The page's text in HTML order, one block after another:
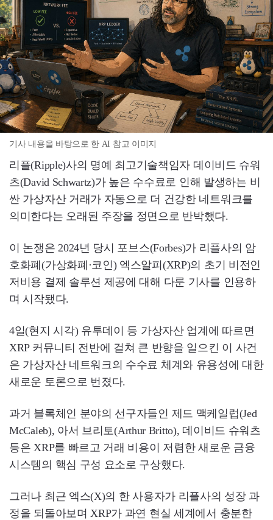
기사 내용을 바탕으로 한 AI 참고 이미지
리플(Ripple)사의 명예 최고기술책임자 데이비드 슈워
츠(David Schwartz)가 높은 수수료로 인해 발생하는 비
싼 가상자산 거래가 자동으로 더 건강한 네트워크를
의미한다는 오래된 주장을 정면으로 반박했다.
이 논쟁은 2024년 당시 포브스(Forbes)가 리플사의 암
호화폐(가상화폐·코인) 엑스알피(XRP)의 초기 비전인
저비용 결제 솔루션 제공에 대해 다룬 기사를 인용하
며 시작됐다.
4일(현지 시각) 유투데이 등 가상자산 업계에 따르면
XRP 커뮤니티 전반에 걸쳐 큰 반향을 일으킨 이 사건
은 가상자산 네트워크의 수수료 체계와 유용성에 대한
새로운 토론으로 번졌다.
과거 블록체인 분야의 선구자들인 제드 맥케일럽(Jed
McCaleb), 아서 브리토(Arthur Britto), 데이비드 슈워츠
등은 XRP를 빠르고 거래 비용이 저렴한 새로운 금융
시스템의 핵심 구성 요소로 구상했다.
그러나 최근 엑스(X)의 한 사용자가 리플사의 성장 과
정을 되돌아보며 XRP가 과연 현실 세계에서 충분한